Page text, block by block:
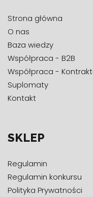
Strona główna
O nas
Baza wiedzy
Współpraca - B2B
Współpraca -
Suplomaty
Kontakt
SKLEP
Regulamin
Regulamin konkursu
Polityka Prywatności